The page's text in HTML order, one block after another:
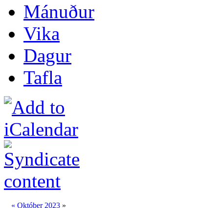
Mánuður
Vika
Dagur
Tafla
« Október 2023 »